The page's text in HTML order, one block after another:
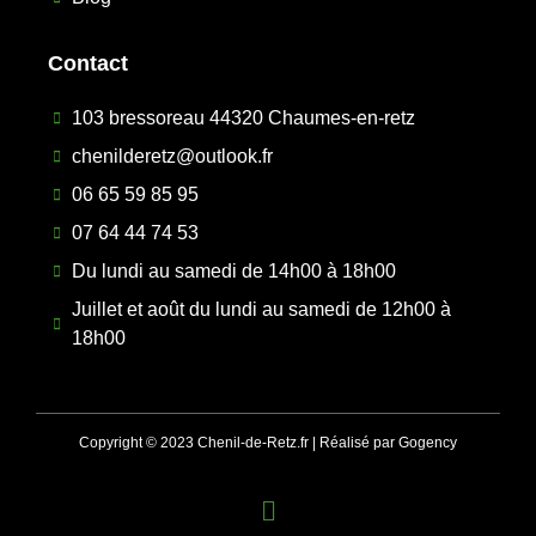
Contact
103 bressoreau 44320 Chaumes-en-retz
chenilderetz@outlook.fr
06 65 59 85 95
07 64 44 74 53
Du lundi au samedi de 14h00 à 18h00
Juillet et août du lundi au samedi de 12h00 à
18h00
Copyright © 2023 Chenil-de-Retz.fr | Réalisé par Gogency